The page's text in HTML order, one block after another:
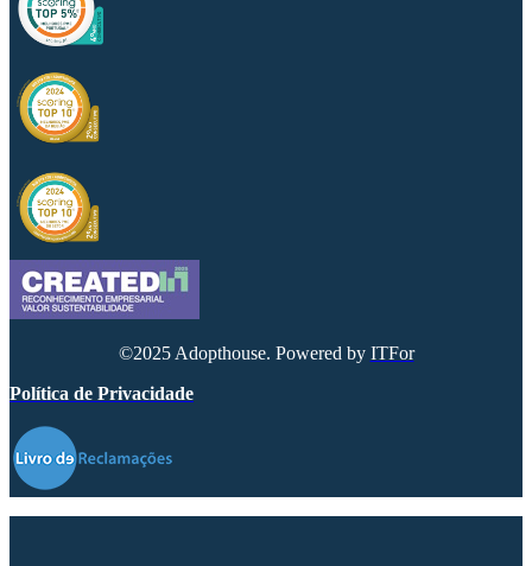
©2025 Adopthouse. Powered by ITFor
Política de Privacidade